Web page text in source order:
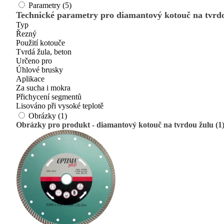
Parametry (5)
Technické parametry pro diamantový kotouč na
Typ
Řezný
Použití kotouče
Tvrdá žula, beton
Určeno pro
Úhlové brusky
Aplikace
Za sucha i mokra
Přichycení segmentů
Lisováno při vysoké teplotě
Obrázky (1)
Obrázky pro produkt - diamantový kotouč na tvrdou žulu (1)